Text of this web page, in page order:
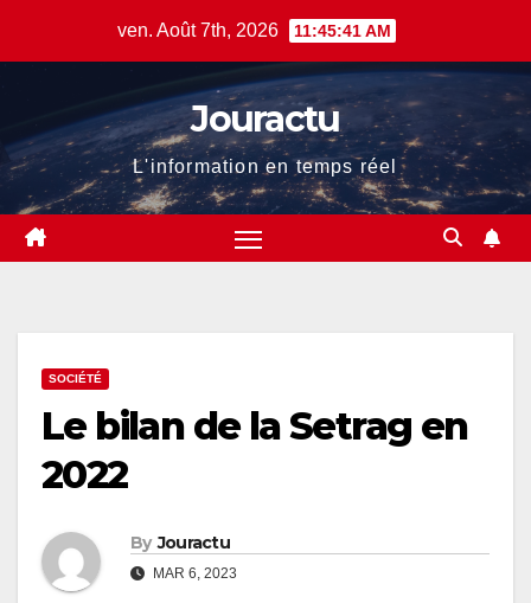
ven. Août 7th, 2026 11:45:41 AM
Jouractu
L'information en temps réel
SOCIÉTÉ
Le bilan de la Setrag en
2022
By Jouractu
MAR 6, 2023